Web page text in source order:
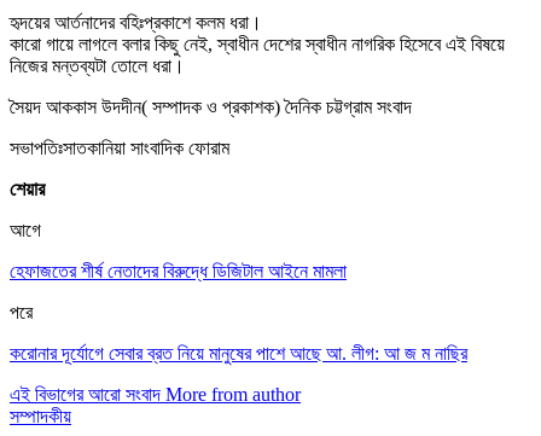
হৃদয়ের আর্তনাদের বহিঃপ্রকাশে কলম ধরা।
কারো গায়ে লাগলে বলার কিছু নেই, স্বাধীন দেশের স্বাধীন নাগরিক হিসেবে এই বিষয়ে
নিজের মন্তব্যটা তোলে ধরা।
সৈয়দ আককাস উদদীন( সম্পাদক ও প্রকাশক) দৈনিক চট্টগ্রাম সংবাদ
সভাপতিঃসাতকানিয়া সাংবাদিক ফোরাম
শেয়ার
আগে
হেফাজতের শীর্ষ নেতাদের বিরুদ্ধে ডিজিটাল আইনে মামলা
পরে
করোনার দূর্যোগে সেবার ব্রত নিয়ে মানুষের পাশে আছে আ. লীগ: আ জ ম নাছির
এই বিভাগের আরো সংবাদ More from author
সম্পাদকীয়